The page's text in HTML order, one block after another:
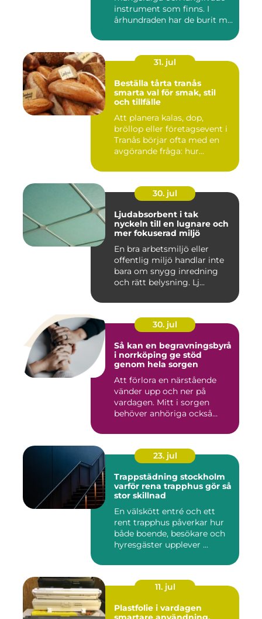
instrument som finns. I
århundraden har de burit m...
31. jul
Beställa tårta tranås
smarta val för smak, stil
och tillfälle
Att planera kalas, dop,
bröllop eller företagsevent i
Tranås börjar ofta med en
avgörande fråga: hur...
30. jul
Ljudabsorbent i tak
nyckeln till en lugnare och
mer fokuserad miljö
En bra arbetsmiljö eller
offentlig miljö handlar inte
bara om snygg inredning
och rätt belysning. Lj...
30. jul
Så kan en begravningsbyrå
i norrköping ge stöd
genom hela sorgen
Att förlora en närstående
vänder upp och ner på
vardagen. Mitt i sorgen
behöver anhöriga också
23. jul
Trappstädning stockholm
varför rena trapphus gör så
stor skillnad
En välskött entré och ett
rent trapphus påverkar hur
både boende, besökare och
hyresgäster upplever ...
11. jul
Plastfolie i vardagen